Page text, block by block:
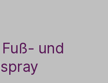
und